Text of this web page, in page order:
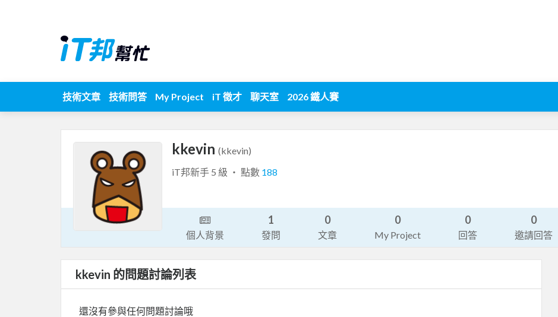
技術文章 技術問答 My Project iT 徵才 聊天室 2026 鐵人賽
kkevin (kkevin)
iT邦新手 5 級 ‧ 點數 188
個人背景
1
發問
0
文章
0
My Project
0
回答
0
邀請回答
kkevin 的問題討論列表
還沒有參與任何問題討論哦